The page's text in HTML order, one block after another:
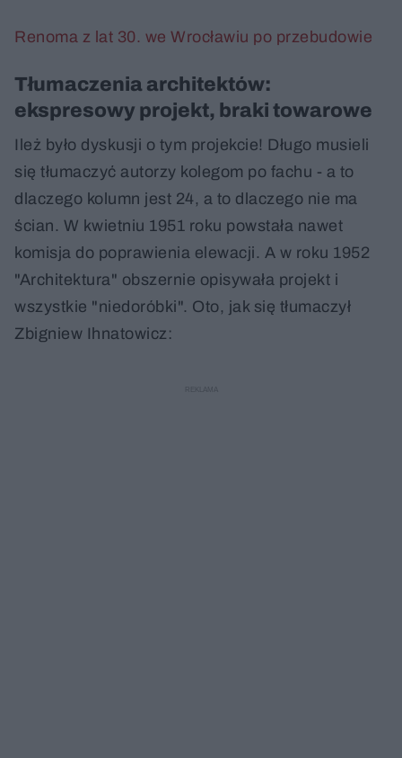
Renoma z lat 30. we Wrocławiu po przebudowie
Tłumaczenia architektów:
ekspresowy projekt, braki towarowe
Ileż było dyskusji o tym projekcie! Długo musieli
się tłumaczyć autorzy kolegom po fachu - a to
dlaczego kolumn jest 24, a to dlaczego nie ma
ścian. W kwietniu 1951 roku powstała nawet
komisja do poprawienia elewacji. A w roku 1952
"Architektura" obszernie opisywała projekt i
wszystkie "niedoróbki". Oto, jak się tłumaczył
Zbigniew Ihnatowicz: